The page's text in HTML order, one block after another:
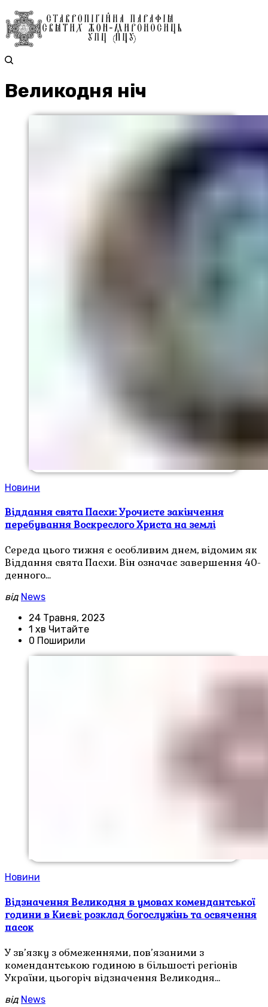
Великодня ніч
Новини
Віддання свята Пасхи: Урочисте закінчення
перебування Воскреслого Христа на землі
Середа цього тижня є особливим днем, відомим як
Віддання свята Пасхи. Він означає завершення 40-
денного…
від News
24 Травня, 2023
1 хв Читайте
0 Поширили
Новини
Відзначення Великодня в умовах комендантської
години в Києві: розклад богослужінь та освячення
пасок
У зв’язку з обмеженнями, пов’язаними з
комендантською годиною в більшості регіонів
України, цьогоріч відзначення Великодня…
від News